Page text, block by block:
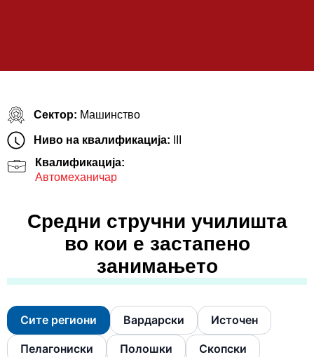
Сектор: Машинство
Ниво на квалификација:
Квалификација:
Автомеханичар
Средни стручни училишта
во кои е застапено
занимањето
Сите региони Вардарски Источен
Пелагониски Полошки Скопски